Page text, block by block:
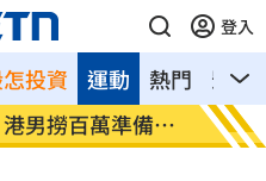
登入
投資 熱門 影音
運動
男撈百萬準備買
傳陸